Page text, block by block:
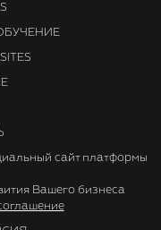
сайт платформы
Вашего бизнеса